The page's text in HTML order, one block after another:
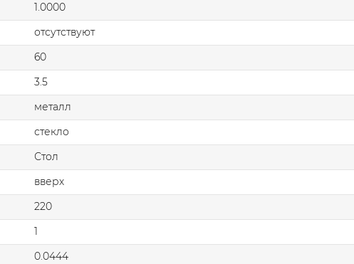
1.0000
отсутствуют
60
3.5
металл
стекло
Стол
вверх
220
1
0.0444